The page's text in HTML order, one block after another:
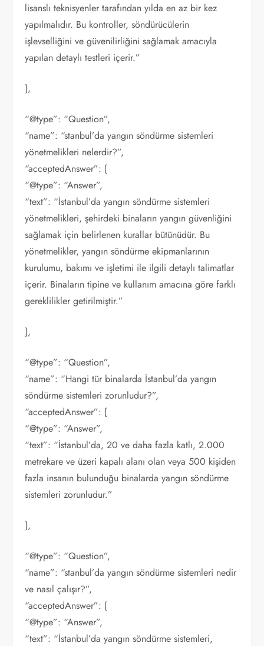
lisanslı teknisyenler tarafından yılda en az bir kez
yapılmalıdır. Bu kontroller, söndürücülerin
işlevselliğini ve güvenilirliğini sağlamak amacıyla
yapılan detaylı testleri içerir.”
},
“@type”: “Question”,
“name”: “stanbul’da yangın söndürme sistemleri
yönetmelikleri nelerdir?”,
“acceptedAnswer”: {
“@type”: “Answer”,
“text”: “İstanbul’da yangın söndürme sistemleri
yönetmelikleri, şehirdeki binaların yangın güvenliğini
sağlamak için belirlenen kurallar bütünüdür. Bu
yönetmelikler, yangın söndürme ekipmanlarının
kurulumu, bakımı ve işletimi ile ilgili detaylı talimatlar
içerir. Binaların tipine ve kullanım amacına göre farklı
gereklilikler getirilmiştir.”
},
“@type”: “Question”,
“name”: “Hangi tür binalarda İstanbul’da yangın
söndürme sistemleri zorunludur?”,
“acceptedAnswer”: {
“@type”: “Answer”,
“text”: “İstanbul’da, 20 ve daha fazla katlı, 2.000
metrekare ve üzeri kapalı alanı olan veya 500 kişiden
fazla insanın bulunduğu binalarda yangın söndürme
sistemleri zorunludur.”
},
“@type”: “Question”,
“name”: “stanbul’da yangın söndürme sistemleri nedir
ve nasıl çalışır?”,
“acceptedAnswer”: {
“@type”: “Answer”,
“text”: “İstanbul’da yangın söndürme sistemleri,